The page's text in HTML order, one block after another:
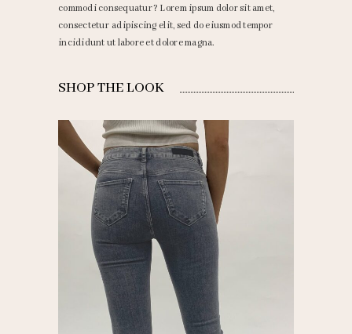
commodi consequatur? Lorem ipsum dolor sit amet,
consectetur adipiscing elit, sed do eiusmod tempor
incididunt ut labore et dolore magna.
SHOP THE LOOK